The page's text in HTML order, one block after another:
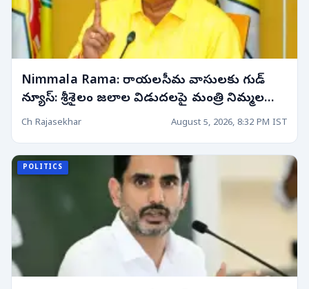
Nimmala Rama: రాయలసీమ వాసులకు గుడ్
న్యూస్: శ్రీశైలం జలాల విడుదలపై మంత్రి నిమ్మల
కీలక ప్రకటన! రాబోయే 10 రోజుల్లో..
Ch Rajasekhar August 5, 2026, 8:32 PM IST
POLITICS